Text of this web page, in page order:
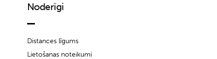
Noderīgi
Distances līgums
Lietošanas noteikumi